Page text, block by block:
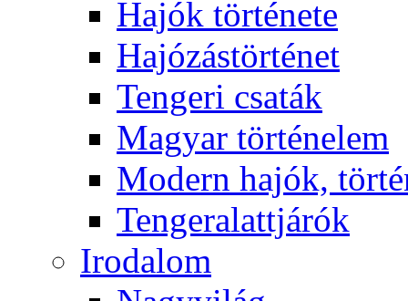
Hajók története
Hajózástörténet
Tengeri csaták
Magyar történelem
Modern hajók,
Tengeralattjárók
Irodalom